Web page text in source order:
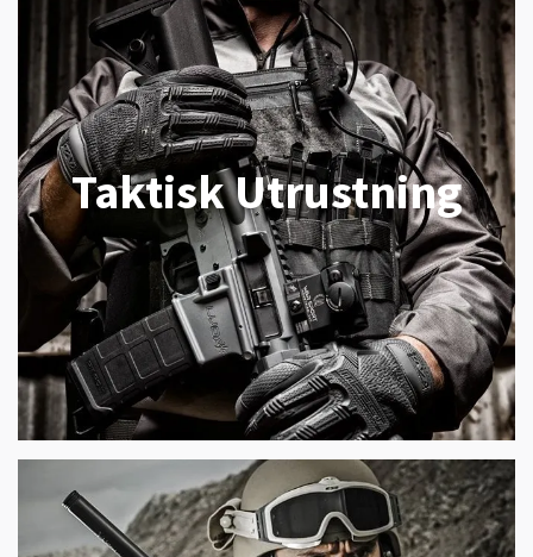
Taktisk Utrustning